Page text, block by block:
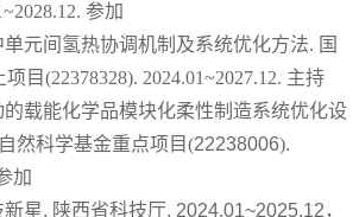
参加
元间氢热协调机制及系统优化方法. 国
目(22378328). 2024.01~2027.12. 主持
载能化学品模块化柔性制造系统优化设
然科学基金重点项目(22238006).
加
星. 陕西省科技厅. 2024.01~2025.12 ，